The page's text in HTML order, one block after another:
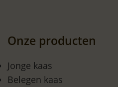
Onze producten
Jonge kaas
Belegen kaas